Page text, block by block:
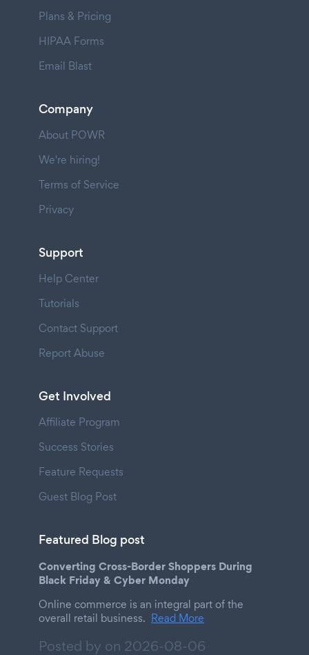
Plans & Pricing
HIPAA Forms
Email Blast
Company
About POWR
We're hiring!
Terms of Service
Privacy
Support
Help Center
Tutorials
Contact Support
Report Abuse
Get Involved
Affiliate Program
Success Stories
Feature Requests
Guest Blog Post
Featured Blog post
Converting Cross-Border Shoppers During
Black Friday & Cyber Monday
Online commerce is an integral part of the
overall retail business. Read More
Posted by on 2026-08-06